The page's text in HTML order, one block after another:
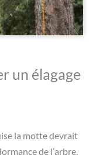
un élagage
la motte devrait
de l’arbre,